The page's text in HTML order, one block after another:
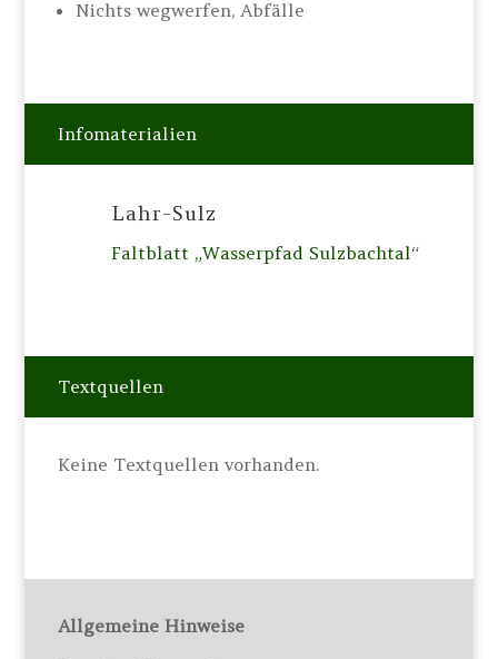
Nichts wegwerfen, Abfälle
Infomaterialien
Lahr-Sulz
Faltblatt „Wasserpfad Sulzbachtal“
Textquellen
Keine Textquellen vorhanden.
Allgemeine Hinweise